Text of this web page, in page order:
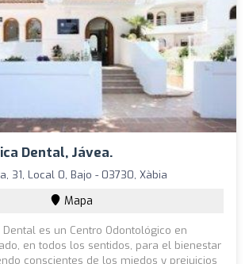
Dental, Jávea.
31, Local 0, Bajo - 03730, Xàbia
Mapa
Dental es un Centro Odontológico en
en todos los sentidos, para el bienestar
conscientes de los miedos y prejuicios